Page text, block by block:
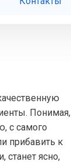
Понимая,
с самого
прибавить к
станет ясно,